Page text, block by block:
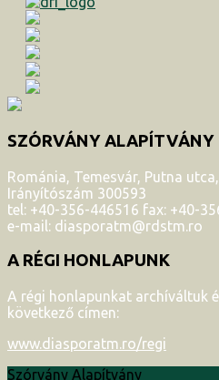
SZÓRVÁNY ALAPÍTVÁNY
Románia, Temesvár, Putna utca,
Irányítószám 300593
tel: +40-356-446516 fax: +40-
e-mail: diasporatm@rdstm.ro
A RÉGI HONLAPUNK
A régi honlapunkat archíváltuk
következő címen:
www.diasporatm.ro/regi
Szórvány Alapítvány